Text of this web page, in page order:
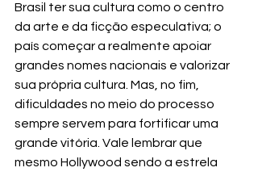
Brasil ter sua cultura como o centro
da arte e da ficção especulativa; o
país começar a realmente apoiar
grandes nomes nacionais e valorizar
sua própria cultura. Mas, no fim,
dificuldades no meio do processo
sempre servem para fortificar uma
grande vitória. Vale lembrar que
mesmo Hollywood sendo a estrela